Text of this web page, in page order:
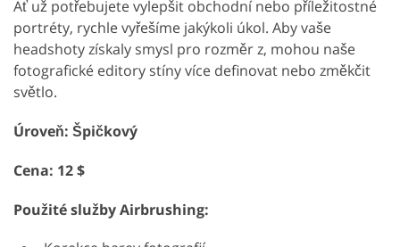
Ať už potřebujete vylepšit obchodní nebo příležitostné
portréty, rychle vyřešíme jakýkoli úkol. Aby vaše
headshoty získaly smysl pro rozměr z, mohou naše
fotografické editory stíny více definovat nebo změkčit
světlo.
Úroveň: Špičkový
Cena: 12 $
Použité služby Airbrushing: